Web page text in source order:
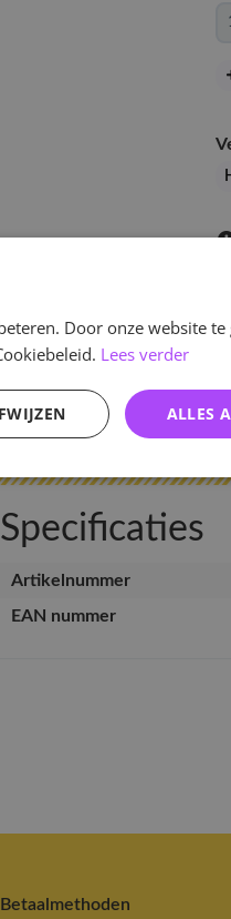
Specificaties
Artikelnummer
EAN nummer
Betaalmethoden
Door onze website
Lees verder
ALLES